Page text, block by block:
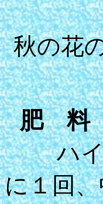
秋の花
肥 料
ハイ
に１回